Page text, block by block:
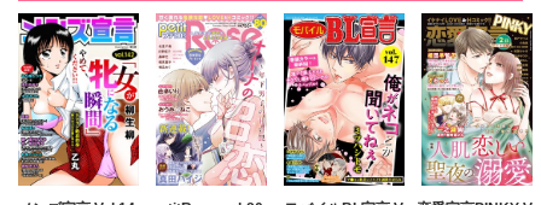
真田ハイジ
相田早智子
桃凪めぐ
日野塔子
由多いり
ほなみるか
坂崎未侑
鯖虎クロ
相田早智子
桃凪めぐ
日野塔子
由多いり
坂崎未侑
鯖虎クロ
相田早智子
桃凪めぐ
由多いり
松岡奈奈
相田早智子
桃凪めぐ
日野塔子
由多いり NUKI